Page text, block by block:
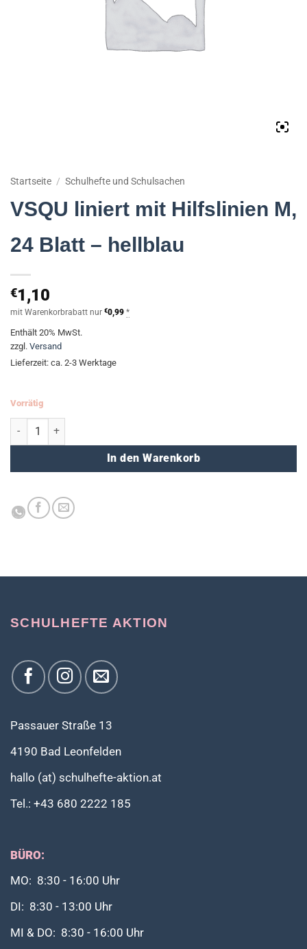
Startseite / Schulhefte und Schulsachen
VSQU liniert mit Hilfslinien M,
24 Blatt – hellblau
€1,10
mit Warenkorbrabatt nur €0,99 *
Enthält 20% MwSt.
zzgl. Versand
Lieferzeit: ca. 2-3 Werktage
Vorrätig
VSQU liniert mit Hilfslinien M, 24 Blatt - hellblau Menge
In den Warenkorb
SCHULHEFTE AKTION
Passauer Straße 13
4190 Bad Leonfelden
hallo (at) schulhefte-aktion.at
Tel.: +43 680 2222 185
BÜRO:
MO: 8:30 - 16:00 Uhr
DI: 8:30 - 13:00 Uhr
MI & DO: 8:30 - 16:00 Uhr